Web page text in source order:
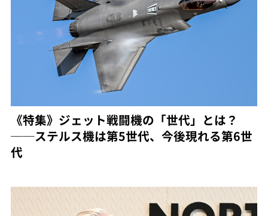
《特集》ジェット戦闘機の「世代」とは？
──ステルス機は第5世代、今後現れる第6世
代